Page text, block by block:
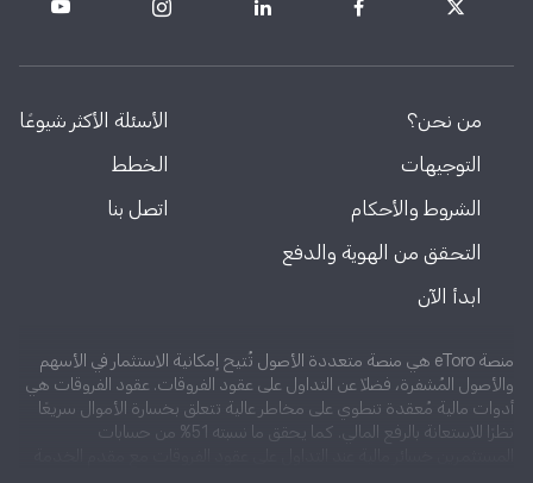
من نحن؟
التوجيهات
الشروط والأحكام
التحقق من الهوية والدفع
ابدأ الآن
الأسئلة الأكثر شيوعًا
الخطط
اتصل بنا
منصة eToro هي منصة متعددة الأصول تُتيح إمكانية الاستثمار في الأسهم
والأصول المُشفرة، فضلاً عن التداول على عقود الفروقات. عقود الفروقات هي
أدوات مالية مُعقدة تنطوي على مخاطر عالية تتعلق بخسارة الأموال سريعًا
نظرًا للاستعانة بالرفع المالي. كما يحقق ما نسبته 51% من حسابات